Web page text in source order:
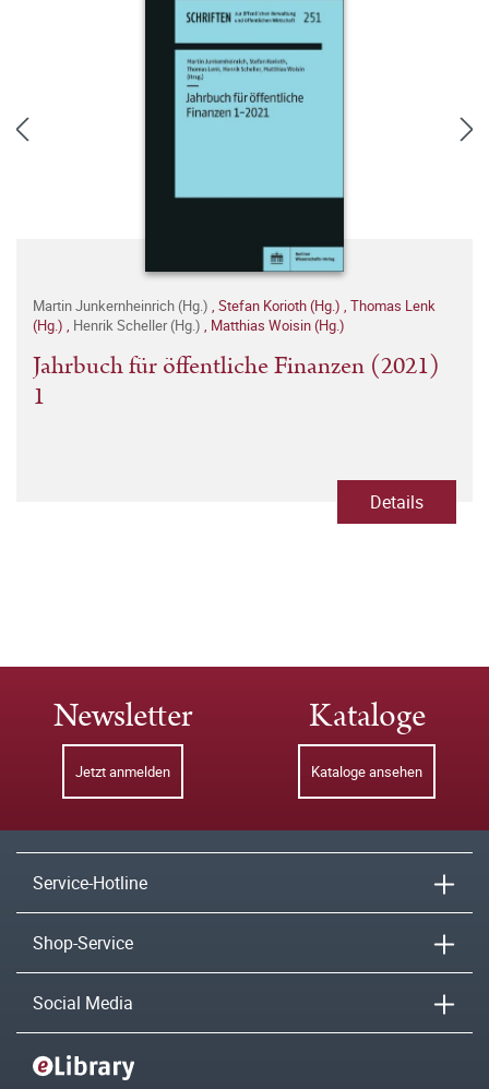
Martin Junkernheinrich (Hg.) , Stefan Korioth (Hg.) , Thomas Lenk
(Hg.) , Henrik Scheller (Hg.) , Matthias Woisin (Hg.)
Jahrbuch für öffentliche Finanzen (2021)
1
Details
Newsletter
Jetzt anmelden
Kataloge
Kataloge ansehen
Service-Hotline
Shop-Service
Social Media